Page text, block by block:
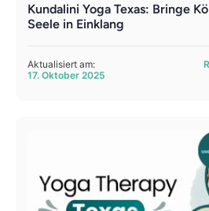
Kundalini Yoga Texas: Bringe
Seele in Einklang
Aktualisiert am:
17. Oktober 2025